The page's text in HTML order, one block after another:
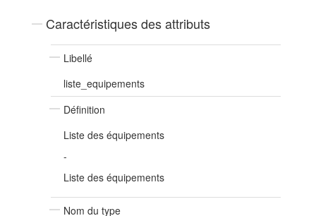
Caractéristiques des attributs
Libellé
liste_equipements
Définition
Liste des équipements
-
Liste des équipements
Nom du type